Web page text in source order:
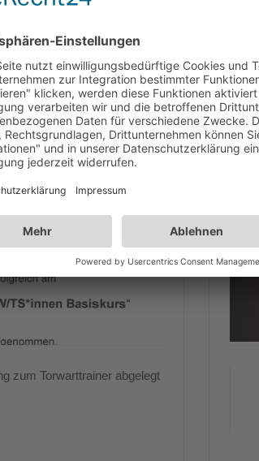
bestanden!
zum Torwarttrainer abgelegt